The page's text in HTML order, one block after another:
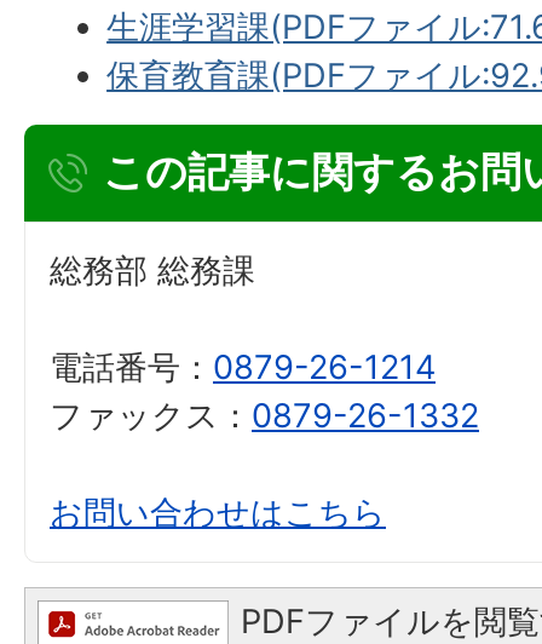
生涯学習課(PDFファイル
保育教育課(PDFファイル
この記事に関するお問
総務部 総務課
電話番号： 0879-26-1214
ファックス： 0879-26-1332
お問い合わせはこちら
PDFファイルを閲